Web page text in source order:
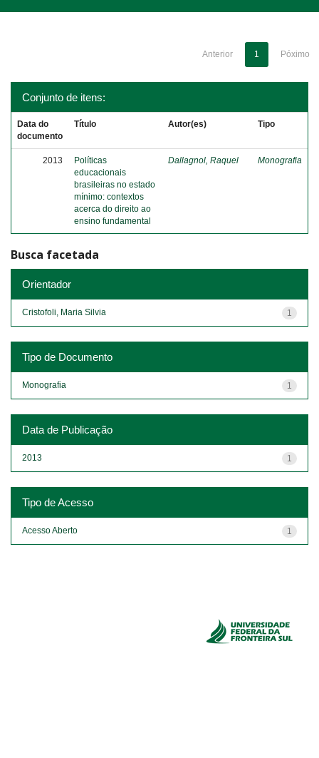
Anterior 1 Póximo
Conjunto de itens:
Data do
documento
Título Autor(es) Tipo
2013
Políticas
educacionais
brasileiras no estado
mínimo: contextos
acerca do direito ao
ensino fundamental
Dallagnol, Raquel Monografia
Busca facetada
Orientador
1
Cristofoli, Maria Silvia
Tipo de Documento
1
Monografia
Data de Publicação
1
2013
Tipo de Acesso
1
Acesso Aberto